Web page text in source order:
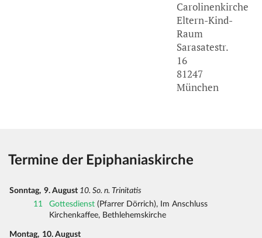
Carolinenkirche
Eltern-Kind-
Raum
Sarasatestr.
16
81247
München
Termine der Epiphaniaskirche
Sonntag, 9. August 10. So. n. Trinitatis
11
Gottesdienst (Pfarrer Dörrich), Im Anschluss
Kirchenkaffee, Bethlehemskirche
Montag, 10. August